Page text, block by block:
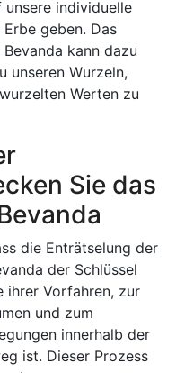
unsere individuelle
geben. Das
kann dazu
unseren Wurzeln,
Werten zu
Sie das
die Enträtselung der
der Schlüssel
ihrer Vorfahren, zur
und zum
innerhalb der
ist. Dieser Prozess